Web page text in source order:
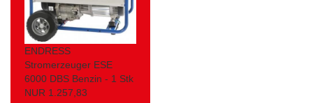
ENDRESS
Stromerzeuger ESE
6000 DBS Benzin - 1 Stk
NUR 1.257,83